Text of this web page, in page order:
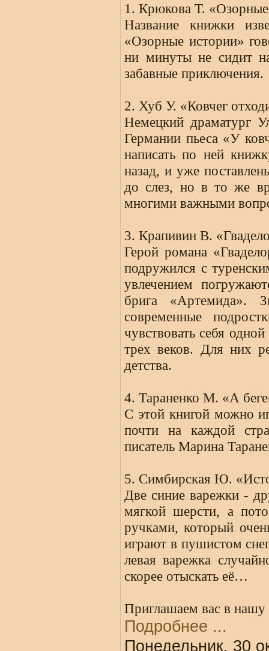
1. Крюкова Т.
Название книжки
«Озорные истории»
ни минуты не сидит
забавные приключения.
2. Хуб У. «Ковчег
Немецкий драматург
Германии пьеса «У
написать по ней
назад, и уже
до слез, но в то же
многими важными
3. Крапивин В.
Герой романа
подружился с
увлечением
брига «Артемида».
современные
чувствовать себя
трех веков. Для них
детства.
4. Тараненко М. «А
С этой книгой можно
почти на каждой
писатель Марина
5. Симбирская Ю.
Две синие варежки -
мягкой шерсти, а
ручками, который
играют в пушистом
левая варежка
скорее отыскать её…
Приглашаем вас в нашу
Подробнее ...
Понедельник, 30